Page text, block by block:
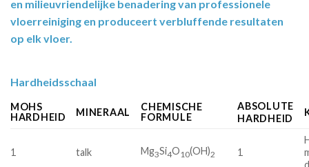
en milieuvriendelijke benadering van professionele
vloerreiniging en produceert verbluffende resultaten
op elk vloer.
Hardheidsschaal
MOHS
HARDHEID
MINERAAL
CHEMISCHE
FORMULE
ABSOLUTE
HARDHEID
1 talk Mg3Si4O10(OH)2 1